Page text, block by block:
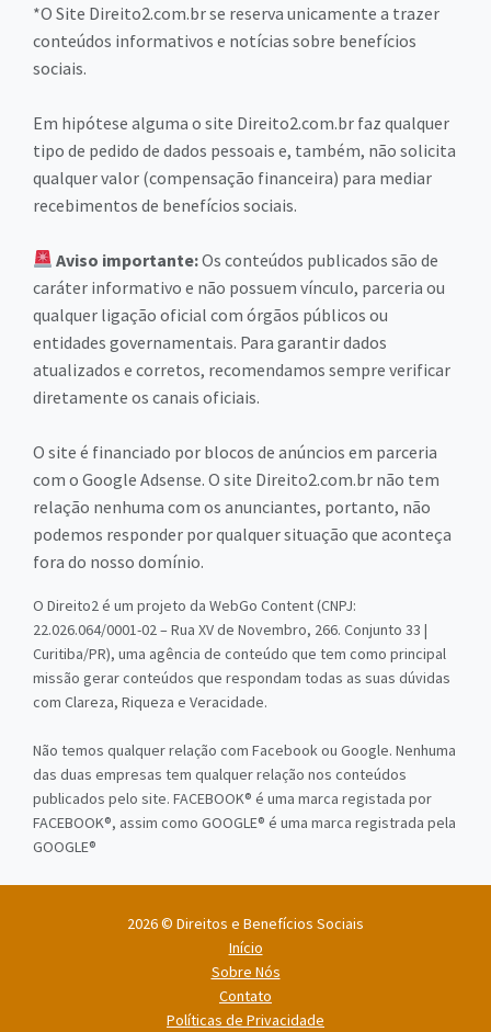
*O Site Direito2.com.br se reserva unicamente a trazer
conteúdos informativos e notícias sobre benefícios
sociais.
Em hipótese alguma o site Direito2.com.br faz qualquer
tipo de pedido de dados pessoais e, também, não solicita
qualquer valor (compensação financeira) para mediar
recebimentos de benefícios sociais.
Aviso importante:Os conteúdos publicados são de
caráter informativo e não possuem vínculo, parceria ou
qualquer ligação oficial com órgãos públicos ou
entidades governamentais. Para garantir dados
atualizados e corretos, recomendamos sempre verificar
diretamente os canais oficiais.
O site é financiado por blocos de anúncios em parceria
com o Google Adsense. O site Direito2.com.br não tem
relação nenhuma com os anunciantes, portanto, não
podemos responder por qualquer situação que aconteça
fora do nosso domínio.
O Direito2 é um projeto da WebGo Content (CNPJ:
22.026.064/0001-02 – Rua XV de Novembro, 266. Conjunto 33 |
Curitiba/PR), uma agência de conteúdo que tem como principal
missão gerar conteúdos que respondam todas as suas dúvidas
com Clareza, Riqueza e Veracidade.
Não temos qualquer relação com Facebook ou Google. Nenhuma
das duas empresas tem qualquer relação nos conteúdos
publicados pelo site. FACEBOOK® é uma marca registada por
FACEBOOK®, assim como GOOGLE® é uma marca registrada pela
GOOGLE®
2026 © Direitos e Benefícios Sociais
Início
Sobre Nós
Contato
Políticas de Privacidade